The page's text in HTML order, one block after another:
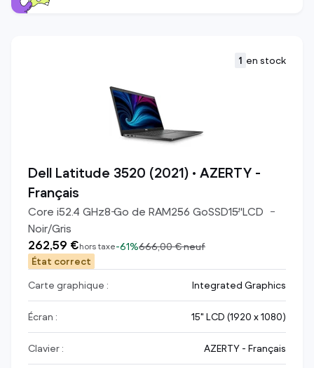
1 en stock
Dell Latitude 3520 (2021) • AZERTY -
Français
Core i52.4 GHz8Go de RAM256 GoSSD15"LCD
Noir/Gris
262,59 €hors taxe-61%666,00 €neuf
État correct
Carte graphique :
Integrated Graphics
Écran : 15" LCD (1920 x 1080)
Clavier : AZERTY - Français